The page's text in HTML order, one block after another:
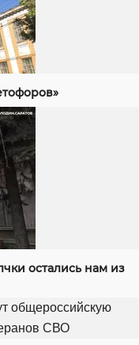
остались нам из